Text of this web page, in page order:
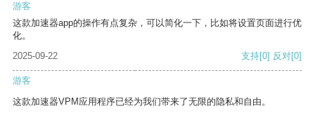
游客
这款加速器app的操作有点复杂，可以简化一下，比如将设置页面进行优
化。
2025-09-22
支持[0] 反对[0]
游客
这款加速器VPM应用程序已经为我们带来了无限的隐私和自由。